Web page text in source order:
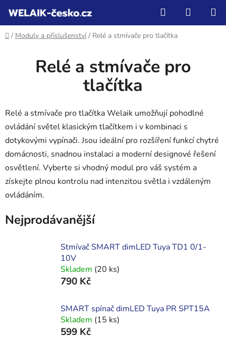
obsah
Hledat
KOŠÍK
Domů
/ Moduly a příslušenství / Relé a stmívače pro tlačítka
Relé a stmívače pro
tlačítka
Relé a stmívače pro tlačítka Welaik umožňují pohodlné
ovládání světel klasickým tlačítkem i v kombinaci s
dotykovými vypínači. Jsou ideální pro rozšíření funkcí chytré
domácnosti, snadnou instalaci a moderní designové řešení
osvětlení. Vyberte si vhodný modul pro váš systém a
získejte plnou kontrolu nad intenzitou světla i vzdáleným
ovládáním.
Nejprodávanější
Stmívač SMART dimLED Tuya TD1 0/1-
10V
Skladem (20 ks)
790 Kč
SMART spínač dimLED Tuya PR SPT15A
Skladem (15 ks)
599 Kč